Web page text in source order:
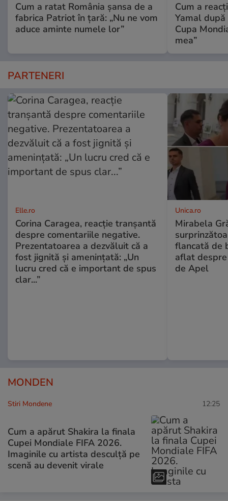
Cum a ratat România șansa de a
fabrica Patriot în țară: „Nu ne vom
aduce aminte numele lor”
Cum a
Yamal
Cupa
mea”
PARTENERI
Elle.ro
Corina Caragea, reacție tranșantă
despre comentariile negative.
Prezentatoarea a dezvăluit că a
fost jignită și amenințată: „Un
lucru cred că e important de spus
clar...”
Unica.ro
Mirabela
flancată de
aflat
de Apel
MONDEN
Stiri Mondene 12:25
Cum a apărut Shakira la finala
Cupei Mondiale FIFA 2026.
Imaginile cu artista desculță pe
scenă au devenit virale